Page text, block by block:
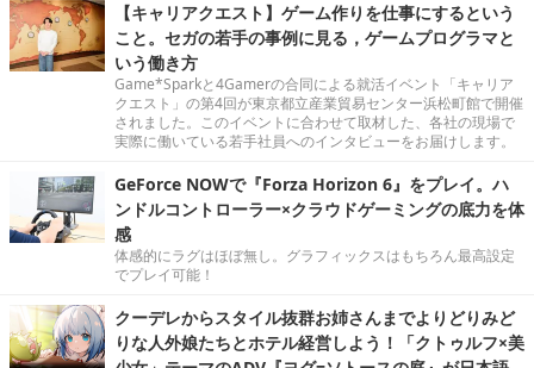
【キャリアクエスト】ゲーム作りを仕事にするという
こと。セガの若手の事例に見る，ゲームプログラマと
いう働き方
Game*Sparkと4Gamerの合同による就活イベント「キャリア
クエスト」の第4回が東京都立産業貿易センター浜松町館で開催
されました。このイベントに合わせて取材した、各社の現場で
実際に働いている若手社員へのインタビューをお届けします。
GeForce NOWで『Forza Horizon 6』をプレイ。ハ
ンドルコントローラー×クラウドゲーミングの底力を体
感
体感的にラグはほぼ無し。グラフィックスはもちろん最高設定
でプレイ可能！
クーデレからスタイル抜群お姉さんまでよりどりみど
りな人外娘たちとホテル経営しよう！「クトゥルフ×美